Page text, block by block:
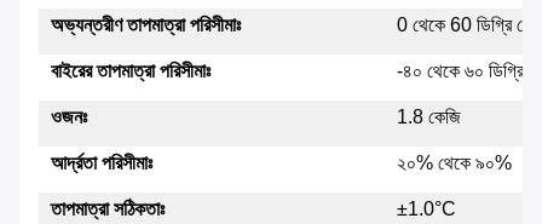
অভ্যন্তরীণ তাপমাত্রা পরিসীমাঃ 0 থেকে 60 ডিগ্রি
বাইরের তাপমাত্রা পরিসীমাঃ -৪০ থেকে ৬০ ডিগ্রি
ওজনঃ 1.8 কেজি
আর্দ্রতা পরিসীমাঃ ২০% থেকে ৯০%
তাপমাত্রা সঠিকতাঃ ±1.0°C